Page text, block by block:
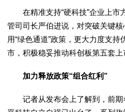
2017 2016 2015 2018 2019
关于我们
杂志简介 杂志编委会 组织机构
智慧城市
智慧环保
智慧会客厅 县域经济
在精准支持“硬科技”企业上市
管司司长严伯进说，对突破关键
用“绿色通道”政策，更大力度支持
市，积极稳妥推动科创板第五套上
加力释放政策“组合红利”
记者从发布会上了解到，前期